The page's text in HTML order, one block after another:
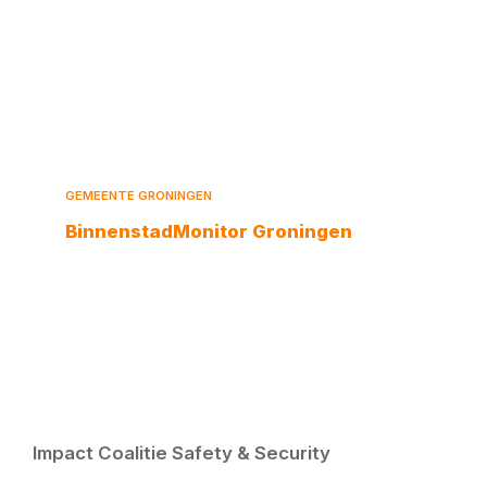
GEMEENTE GRONINGEN
BinnenstadMonitor Groningen
Impact Coalitie Safety & Security